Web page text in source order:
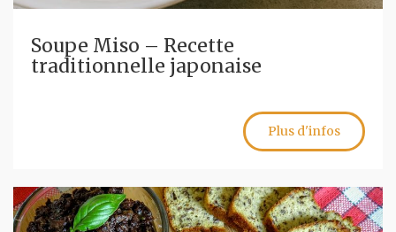
Soupe Miso – Recette
traditionnelle japonaise
Plus d'infos